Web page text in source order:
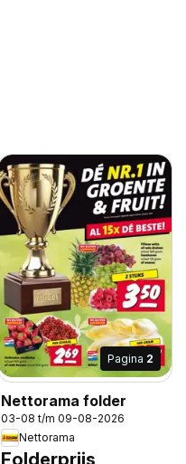
Pagina 2
Nettorama folder
03-08 t/m 09-08-2026
Nettorama
Folderprijs